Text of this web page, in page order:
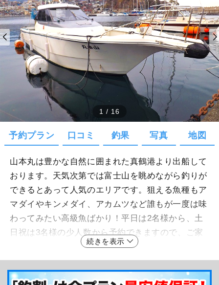
1 / 16
予約プラン 口コミ 釣果 写真 地図
山本丸は豊かな自然に囲まれた真鶴港より出船して
おります。天気次第では富士山を眺めながら釣りが
できるとあって人気のエリアです。狙える魚種もア
マダイやキンメダイ、アカムツなど誰もが一度は味
わってみたい高級魚ばかり！平日は2名様から、土
日祝は3名様の少人数から予約できますので、ご家
族や友人の方とのレジャーに最適です！もちろん初
心者の方も大歓迎、エサや氷はすべて船長にお任せ
ください。道具のレンタルもご用意しております。
続きを表示